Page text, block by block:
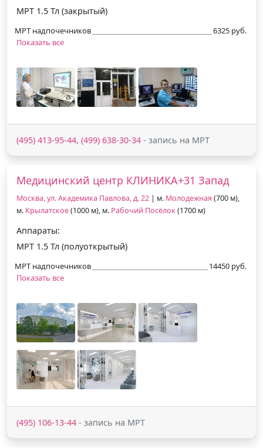
МРТ 1.5 Тл (закрытый)
МРТ надпочечников
6325 руб.
Показать все
(495) 413-95-44, (499) 638-30-34 - запись на МРТ
Медицинский центр КЛИНИКА+31 Запад
Москва, ул. Академика Павлова, д. 22 | м. Молодежная (700 м),
м. Крылатское(1000 м), м. Рабочий Посёлок(1700 м)
Аппараты:
МРТ 1.5 Тл (полуоткрытый)
МРТ надпочечников
14450 руб.
Показать все
(495) 106-13-44 - запись на МРТ